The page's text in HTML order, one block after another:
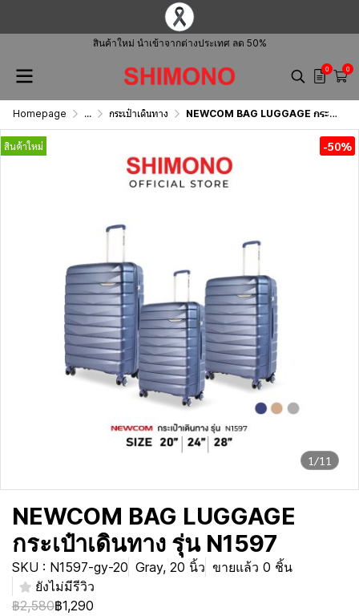
สินค้าใหม่ นำเข้าจากต่างประเทศ ลด 50%
0 0
Homepage ... กระเป๋าเดินทาง NEWCOM BAG LUGGAGE กระเป๋าเดินทาง รุ่น N1597
1/11
สินค้าใหม่ -50%
NEWCOM BAG LUGGAGE
กระเป๋าเดินทาง รุ่น N1597
SKU : N1597-gy-20 Gray, 20 นิ้ว ขายแล้ว 0 ชิ้น
ยังไม่มีรีวิว
฿2,580฿1,290